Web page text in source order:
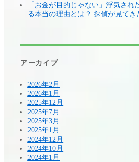
「お金が目的じゃない」浮気され
る本当の理由とは？ 探偵が見てき
アーカイブ
2026年2月
2026年1月
2025年12月
2025年7月
2025年3月
2025年1月
2024年12月
2024年10月
2024年1月